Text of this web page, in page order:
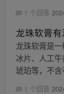
1 个回答
龙珠软膏
龙珠软膏是一
冰片、人工牛
琥珀等，不含
1 个回答